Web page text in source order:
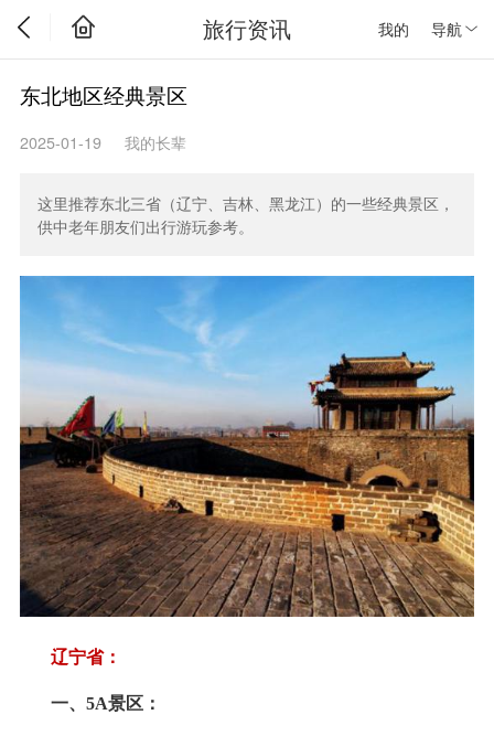
我的 导航
旅行资讯
东北地区经典景区
2025-01-19 我的长辈
这里推荐东北三省（辽宁、吉林、黑龙江）的一些经典景区，
供中老年朋友们出行游玩参考。
辽宁省：
一、5A景区：